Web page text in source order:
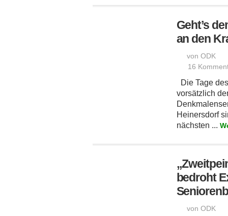
Geht’s
an den
von ODK
16
Die Tage
vorsätzlich
Heinersdorf
nächsten ...
bedroht
von ODK